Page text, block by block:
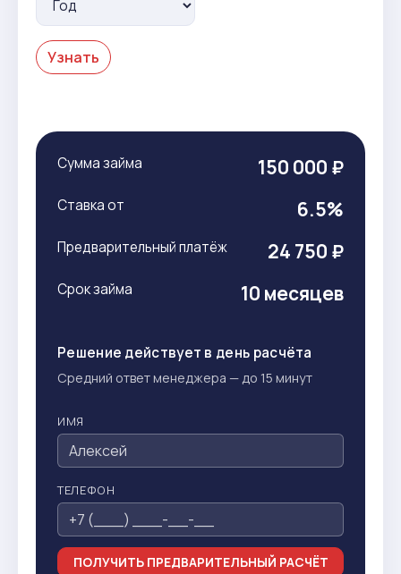
Узнать
Сумма займа 150 000 ₽
Ставка от 6.5%
Предварительный платёж 24 750 ₽
Срок займа 10 месяцев
Решение действует в день расчёта
Средний ответ менеджера — до 15 минут
ИМЯ
ТЕЛЕФОН
ПОЛУЧИТЬ ПРЕДВАРИТЕЛЬНЫЙ РАСЧЁТ